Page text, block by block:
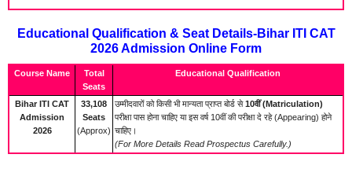
Educational Qualification & Seat Details-Bihar ITI CAT
2026 Admission Online Form
Course Name
Total
Seats
Educational Qualification
Bihar ITI CAT
Admission
2026
33,108
Seats
(Approx)
उम्मीदवारों को किसी भी मान्यता प्राप्त बोर्ड से10वीं (Matriculation)
परीक्षा पास होना चाहिए या इस वर्ष 10वीं की परीक्षा दे रहे (Appearing) होने
चाहिए।
(For More Details Read Prospectus Carefully.)